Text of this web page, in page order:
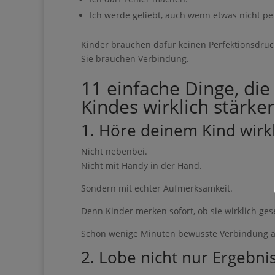
Ich werde geliebt, auch wenn etwas nicht
Kinder brauchen dafür keinen Perfektionsdruck.
Sie brauchen Verbindung.
11 einfache Dinge,
Kindes wirklich stärken
1. Höre deinem Kind
Nicht nebenbei.
Nicht mit Handy in der Hand.
Sondern mit echter Aufmerksamkeit.
Denn Kinder merken sofort, ob sie wirklich
Schon wenige Minuten bewusste Verbindung
2. Lobe nicht nur
Geben Sie bitte
Ich erhalte den
Impulse & Ideen
Sie können den
Wir verwenden Brevo